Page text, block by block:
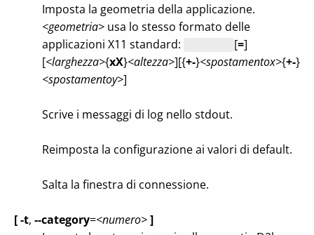
Imposta la geometria della applicazione.
<geometria> usa lo stesso formato delle
applicazioni X11 standard:
[=]
[<larghezza>{xX}<altezza>][{+-}<spostamentox>{+-}
<spostamentoy>]
Scrive i messaggi di log nello stdout.
Reimposta la configurazione ai valori di default.
Salta la finestra di connessione.
[ -t, --category=<numero>]